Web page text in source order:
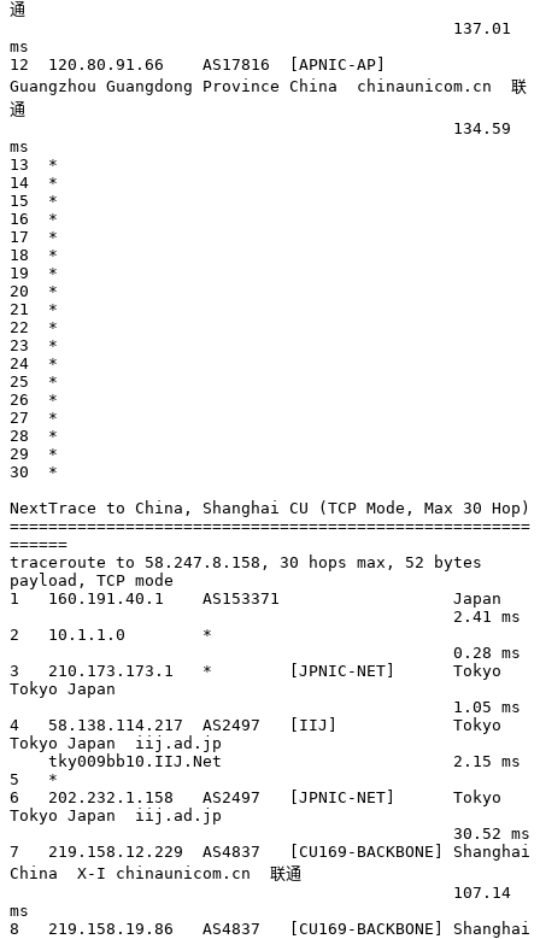
通
ms
12  120.80.91.66    AS17816  [APNIC-AP]
Guangzhou Guangdong Province China  chinaunicom.cn  联
通
ms
13  *
14  *
15  *
16  *
17  *
18  *
19  *
20  *
21  *
22  *
23  *
24  *
25  *
26  *
27  *
28  *
29  *
30  *
NextTrace to China, Shanghai CU (TCP Mode, Max 30 Hop)
======================================================
======
traceroute to 58.247.8.158, 30 hops max, 52 bytes
payload, TCP mode
1   160.191.40.1    AS153371                  Japan
2   10.1.1.0        *
3   210.173.173.1   *        [JPNIC-NET]      Tokyo
Tokyo Japan
4   58.138.114.217  AS2497   [IIJ]            Tokyo
Tokyo Japan  iij.ad.jp
5   *
6   202.232.1.158   AS2497   [JPNIC-NET]      Tokyo
Tokyo Japan  iij.ad.jp
7   219.158.12.229  AS4837   [CU169-BACKBONE] Shanghai
China  X-I chinaunicom.cn  联通
ms
8   219.158.19.86   AS4837   [CU169-BACKBONE] Shanghai